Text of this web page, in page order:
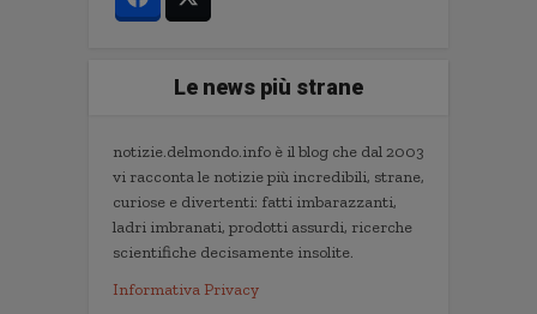
Le news più strane
notizie.delmondo.info è il blog che dal 2003
vi racconta le notizie più incredibili, strane,
curiose e divertenti: fatti imbarazzanti,
ladri imbranati, prodotti assurdi, ricerche
scientifiche decisamente insolite.
Informativa Privacy